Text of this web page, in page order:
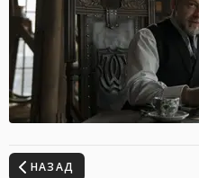
НАЗАД